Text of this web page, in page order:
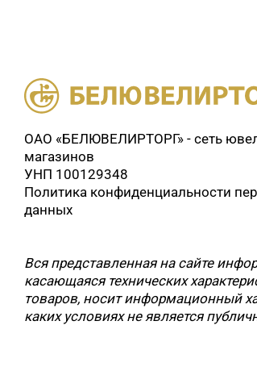
ОАО «БЕЛЮВЕЛИРТОРГ» - сеть
магазинов
УНП 100129348
Политика конфиденциальности
данных
Вся представленная на сайте
касающаяся технических
товаров, носит информационный
каких условиях не является